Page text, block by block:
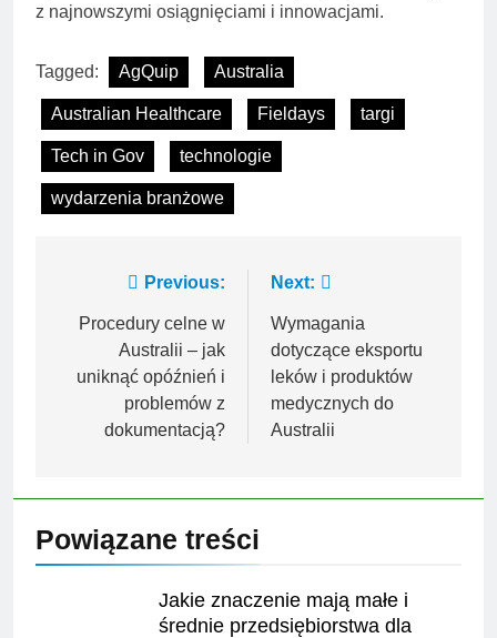
z najnowszymi osiągnięciami i innowacjami.
Tagged: AgQuip Australia
Australian Healthcare Fieldays targi
Tech in Gov technologie
wydarzenia branżowe
Nawigacja
wpisu
Previous:
Procedury celne w
Australii – jak
uniknąć opóźnień i
problemów z
dokumentacją?
Next:
Wymagania
dotyczące eksportu
leków i produktów
medycznych do
Australii
Powiązane treści
Jakie znaczenie mają małe i
średnie przedsiębiorstwa dla